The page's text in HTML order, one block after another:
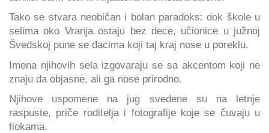
Tako se stvara neobičan i bolan paradoks: dok škole u
selima oko Vranja ostaju bez dece, učionice u južnoj
Švedskoj pune se đacima koji taj kraj nose u poreklu.
Imena njihovih sela izgovaraju se sa akcentom koji ne
znaju da objasne, ali ga nose prirodno.
Njihove uspomene na jug svedene su na letnje
raspuste, priče roditelja i fotografije koje se čuvaju u
fiokama.